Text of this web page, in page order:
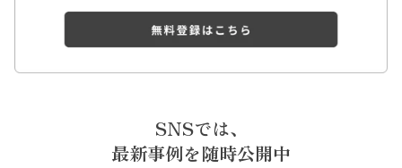
SNSでは、
最新事例を随時公開中